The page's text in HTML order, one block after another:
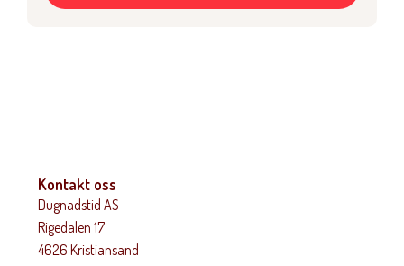
Kontakt oss
Dugnadstid AS
Rigedalen 17
4626 Kristiansand